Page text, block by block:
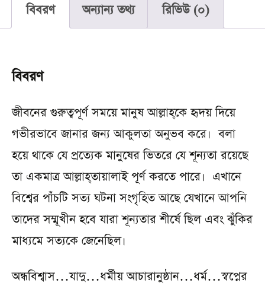
বিবরণ অন্যান্য তথ্য রিভিউ (0)
বিবরণ
জীবনের গুরুত্বপূর্ণ সময়ে মানুষ আল্লাহ্‌কে হৃদয় দিয়ে
গভীরভাবে জানার জন্য আকুলতা অনুভব করে। বলা
হয়ে থাকে যে প্রত্যেক মানুষের ভিতরে যে শূন্যতা রয়েছে
তা একমাত্র আল্লাহ্‌তায়ালাই পূর্ণ করতে পারে। এখানে
বিশ্বের পাঁচটি সত্য ঘটনা সংগৃহিত আছে যেখানে আপনি
তাদের সম্মূখীন হবে যারা শূন্যতার শীর্ষে ছিল এবং ঝুঁকির
মাধ্যমে সত্যকে জেনেছিল।
অন্ধবিশ্বাস…যাদু…ধর্মীয় আচারানুষ্ঠান…ধর্ম…স্বপ্নের